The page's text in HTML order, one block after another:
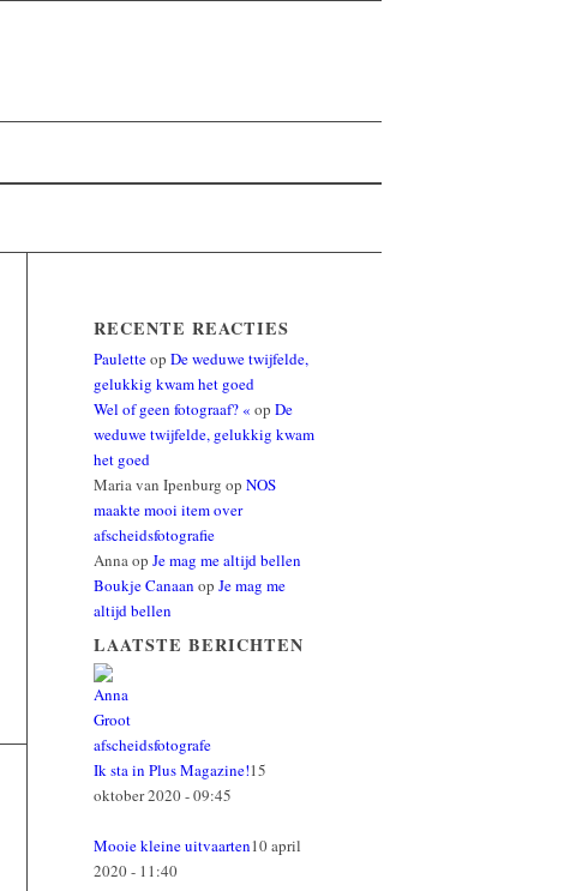
RECENTE REACTIES
PauletteopDe weduwe twijfelde,
gelukkig kwam het goed
Wel of geen fotograaf? « opDe
weduwe twijfelde, gelukkig kwam
het goed
Maria van Ipenburg opNOS
maakte mooi item over
afscheidsfotografie
AnnaopJe mag me altijd bellen
Boukje Canaan opJe mag me
altijd bellen
LAATSTE BERICHTEN
Ik sta in Plus Magazine!15
oktober 2020 - 09:45
Mooie kleine uitvaarten10 april
2020 - 11:40